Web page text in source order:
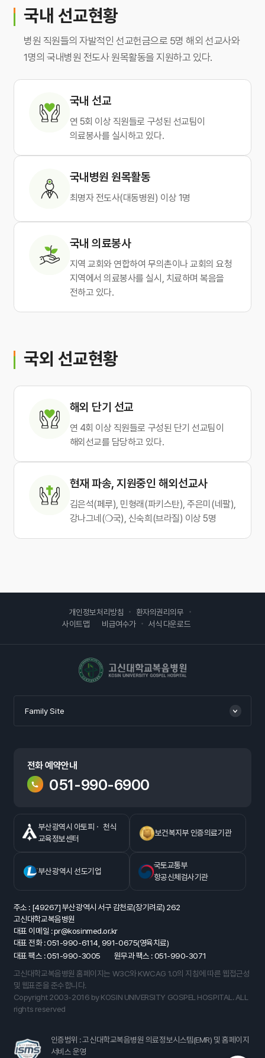
국내 선교현황
병원 직원들의 자발적인 선교헌금으로 5명 해외 선교사와
1명의 국내병원 전도사 원목활동을 지원하고 있다.
국내 선교
연 5회 이상 직원들로 구성된 선교팀이
의료봉사를 실시하고 있다.
국내병원 원목활동
최명자 전도사(대동병원) 이상 1명
국내 의료봉사
지역 교회와 연합하여 무의촌이나 교회의 요청
지역에서 의료봉사를 실시, 치료하며 복음을
전하고 있다.
국외 선교현황
해외 단기 선교
연 4회 이상 직원들로 구성된 단기 선교팀이
해외선교를 담당하고 있다.
현재 파송, 지원중인 해외선교사
김은석(페루), 민형래(파키스탄), 주은미(네팔),
강나그네(❍국), 신숙희(브라질) 이상 5명
개인정보처리방침
환자의권리의무
사이트맵
비급여수가 서식 다운로드
Family Site
전화 예약안내
051-990-6900
부산광역시 아토피ㆍ 천식
교육정보센터
보건복지부 인증의료기관
부산광역시 선도기업
국토교통부
항공신체검사기관
주소 : [49267] 부산광역시 서구 감천로(장기려로) 262
고신대학교복음병원
대표 이메일 : pr@kosinmed.or.kr
대표 전화 : 051-990-6114, 991-0675(영육치료)
대표 팩스 : 051-990-3005
원무과 팩스 : 051-990-3071
고신대학교복음병원 홈페이지는 W3C와 KWCAG 1.0의 지침에 따른 웹접근성
및 웹표준을 준수합니다.
Copyright 2003-2016 by KOSIN UNIVERSITY GOSPEL HOSPITAL. ALL
rights reserved
인증범위 : 고신대학교복음병원 의료정보시스템(EMR) 및 홈페이지
서비스 운영